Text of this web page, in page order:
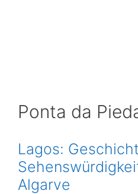
Ponta da
Lagos:
Algarve